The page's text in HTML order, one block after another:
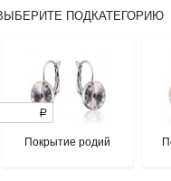
R
ПОДКАТЕГОРИЮ
Покрытие родий